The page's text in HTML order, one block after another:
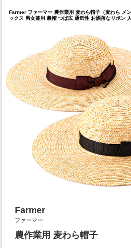
Farmer ファーマー 農作業用 麦わら帽子（麦わら メ
ックス 男女兼用 農帽 つば広 通気性 お洒落なリボン
Farmer
ファーマー
農作業用 麦わら帽子